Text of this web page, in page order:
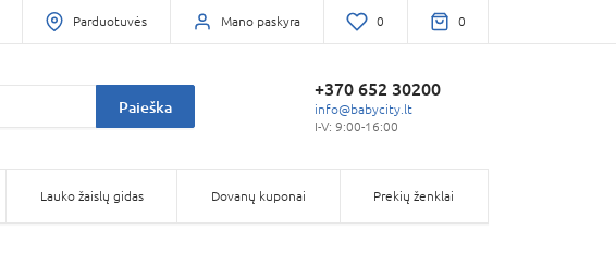
Parduotuvės Mano paskyra 0 0
Paieška
+370 652 30200
info@babycity.lt
I-V: 9:00-16:00
Lauko žaislų gidas Dovanų kuponai Prekių ženklai